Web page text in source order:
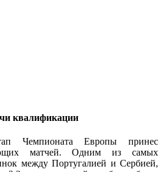
квалификации
Чемпионата Европы принес
матчей. Одним из самых
между Португалией и Сербией,